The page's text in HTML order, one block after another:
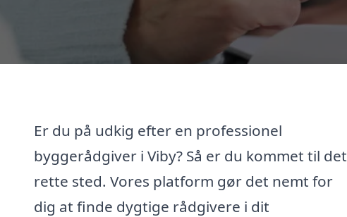
Er du på udkig efter en professionel
byggerådgiver i Viby? Så er du kommet til det
rette sted. Vores platform gør det nemt for
dig at finde dygtige rådgivere i dit